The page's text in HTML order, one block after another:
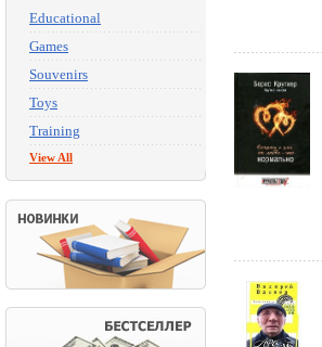
Educational
Games
Souvenirs
Toys
Training
View All